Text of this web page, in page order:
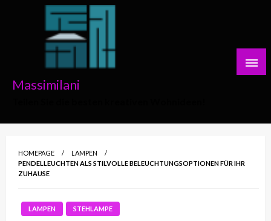
Massimilani
HOMEPAGE
LAMPEN
PENDELLEUCHTEN ALS STILVOLLE BELEUCHTUNGSOPTIONEN FÜR IHR
ZUHAUSE
LAMPEN STEHLAMPE